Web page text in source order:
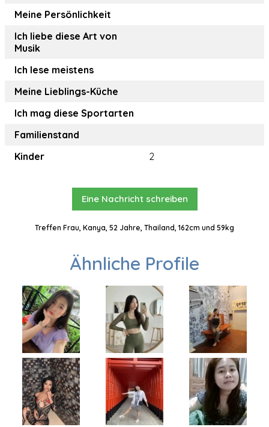
Meine Persönlichkeit
Ich liebe diese Art von
Musik
Ich lese meistens
Meine Lieblings-Küche
Ich mag diese Sportarten
Familienstand
Kinder
2
Eine Nachricht schreiben
Treffen Frau, Kanya, 52 Jahre, Thailand, 162cm und 59kg
Ähnliche Profile